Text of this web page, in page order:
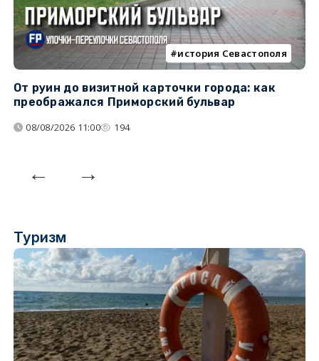
история Севастополя
От руин до визитной карточки города: как
преображался Приморский бульвар
08/08/2026 11:00 194
Туризм